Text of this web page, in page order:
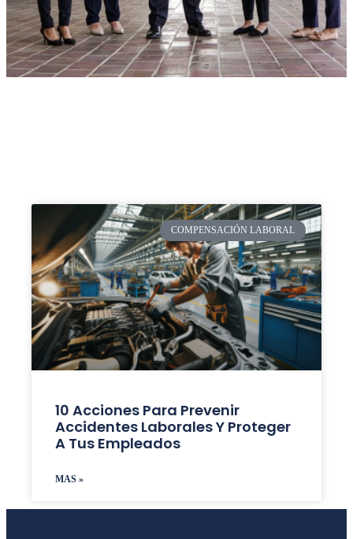
COMPENSACIÓN LABORAL
10 Acciones Para Prevenir
Accidentes Laborales Y Proteger
A Tus Empleados
MAS »